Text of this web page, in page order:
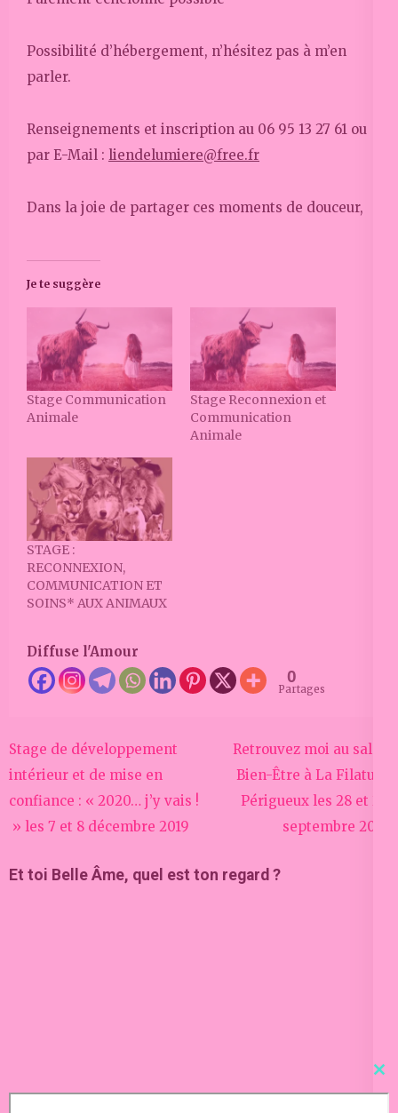
Possibilité d’hébergement, n’hésitez pas à m’en
parler.
Renseignements et inscription au 06 95 13 27 61 ou
par E-Mail : liendelumiere@free.fr
Dans la joie de partager ces moments de douceur,
Je te suggère
Stage Communication
Animale
Stage Reconnexion et
Communication
Animale
STAGE :
RECONNEXION,
COMMUNICATION ET
SOINS* AUX ANIMAUX
Diffuse l'Amour
0
Partages
Navigation
de
l’article
Stage de développement
intérieur et de mise en
confiance : « 2020… j’y vais !
» les 7 et 8 décembre 2019
Retrouvez moi au salon
Bien-Être à La Filature
Périgueux les 28 et 29
septembre 2019
Et toi Belle Âme, quel est ton regard ?